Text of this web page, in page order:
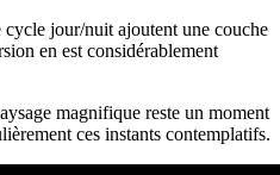
cycle jour/nuit ajoutent une couche
en est considérablement
magnifique reste un moment
ces instants contemplatifs.